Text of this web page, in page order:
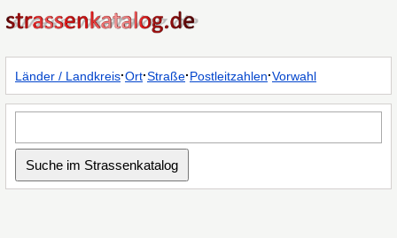
Länder / Landkreis·Ort·Straße·Postleitzahlen·Vorwahl